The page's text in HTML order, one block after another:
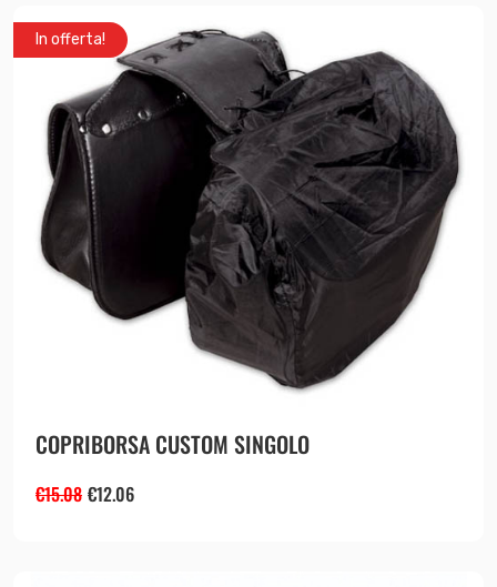
In offerta!
COPRIBORSA CUSTOM SINGOLO
€15.08 €12.06